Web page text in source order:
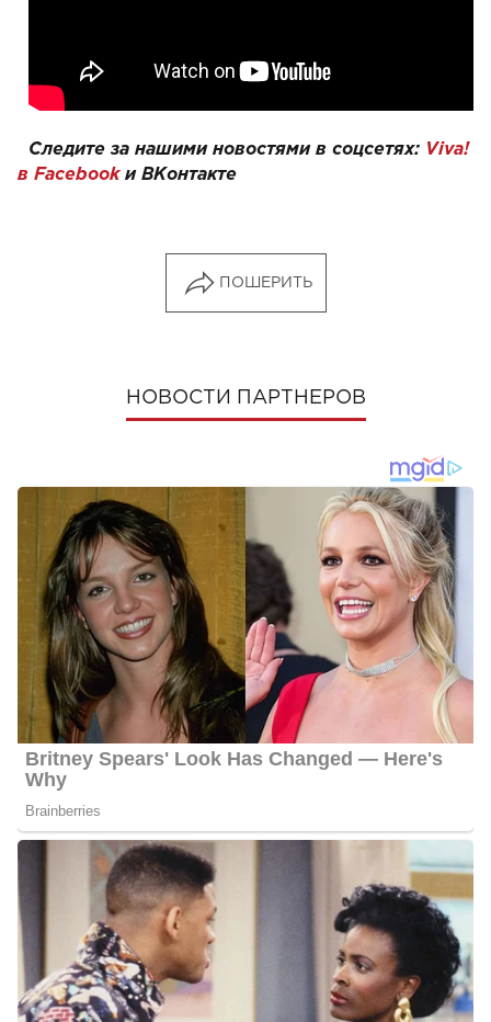
Следите за нашими новостями в соцсетях: Viva!
в Facebookи ВКонтакте
ПОШЕРИТЬ
НОВОСТИ ПАРТНЕРОВ